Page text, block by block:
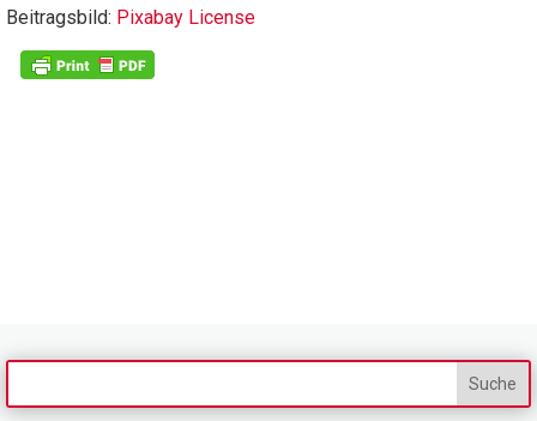
Beitragsbild: Pixabay License